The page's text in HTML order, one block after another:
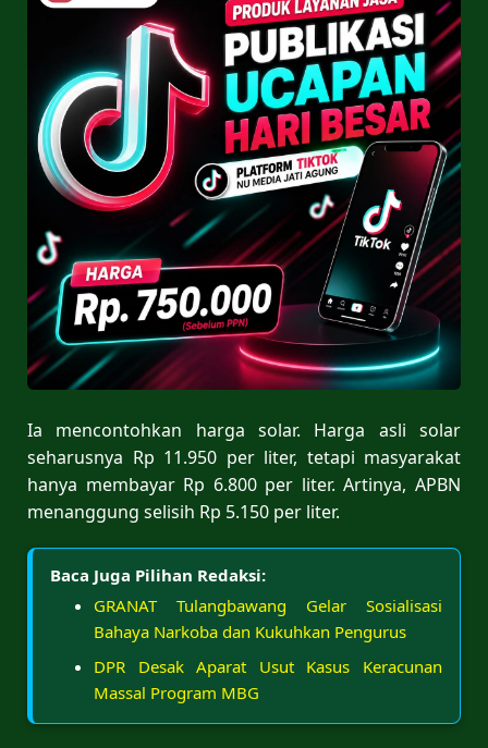
Ia mencontohkan harga solar. Harga asli solar
seharusnya Rp 11.950 per liter, tetapi masyarakat
hanya membayar Rp 6.800 per liter. Artinya, APBN
menanggung selisih Rp 5.150 per liter.
Baca Juga Pilihan Redaksi:
GRANAT Tulangbawang Gelar Sosialisasi
Bahaya Narkoba dan Kukuhkan Pengurus
DPR Desak Aparat Usut Kasus Keracunan
Massal Program MBG